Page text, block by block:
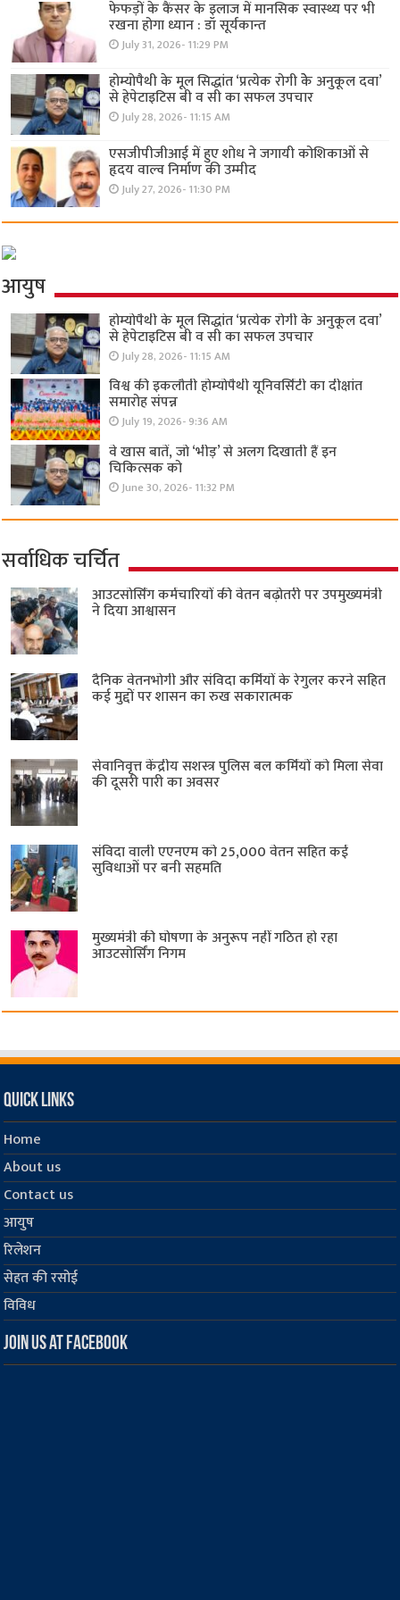
फेफड़ों के कैंसर के इलाज में मानसिक स्वास्थ्य पर भी
रखना होगा ध्यान : डॉ सूर्यकान्त
July 31, 2026- 11:29 PM
होम्योपैथी के मूल सिद्धांत ‘प्रत्येक रोगी केे अनुकूल दवा’
से हेपेटाइटिस बी व सी का सफल उपचार
July 28, 2026- 11:15 AM
एसजीपीजीआई में हुए शोध ने जगायी कोशिकाओं से
हृदय वाल्व निर्माण की उम्मीद
July 27, 2026- 11:30 PM
आयुष
होम्योपैथी के मूल सिद्धांत ‘प्रत्येक रोगी केे अनुकूल दवा’
से हेपेटाइटिस बी व सी का सफल उपचार
July 28, 2026- 11:15 AM
विश्व की इकलौती होम्योपैथी यूनिवर्सिटी का दीक्षांत
समारोह संपन्न
July 19, 2026- 9:36 AM
वे खास बातें, जो ‘भीड़’ से अलग दिखाती हैं इन
चिकित्सक को
June 30, 2026- 11:32 PM
सर्वाधिक चर्चित
आउटसोर्सिंग कर्मचारियों की वेतन बढ़ोतरी पर उपमुख्यमंत्री
ने दिया आश्वासन
दैनिक वेतनभोगी और संविदा कर्मियों के रेगुलर करने सहित
कई मुद्दों पर शासन का रुख सकारात्मक
सेवानिवृत्त केंद्रीय सशस्त्र पुलिस बल ​कर्मियों को मिला सेवा
की दूसरी पारी का अवसर
संविदा वाली एएनएम को 25,000 वेतन सहित कई
सुविधाओं पर बनी सहमति
मुख्यमंत्री की घोषणा के अनुरूप नहीं गठित हो रहा
आउटसोर्सिंग निगम
Quick Links
Home
About us
Contact us
आयुष
रिलेशन
सेहत की रसोई
विविध
Join us at Facebook